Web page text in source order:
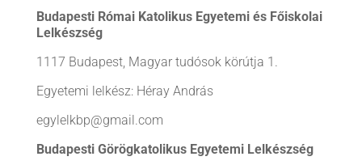
Budapesti Római Katolikus Egyetemi és Főiskolai
Lelkészség
1117 Budapest, Magyar tudósok körútja 1.
Egyetemi lelkész: Héray András
egylelkbp@gmail.com
Budapesti Görögkatolikus Egyetemi Lelkészség